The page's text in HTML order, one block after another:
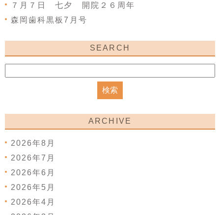
７月７日 七夕 開院２６周年
森岡歯科黒板7月号
SEARCH
ARCHIVE
2026年8月
2026年7月
2026年6月
2026年5月
2026年4月